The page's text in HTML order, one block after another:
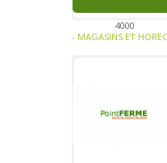
4000
- MAGASINS ET